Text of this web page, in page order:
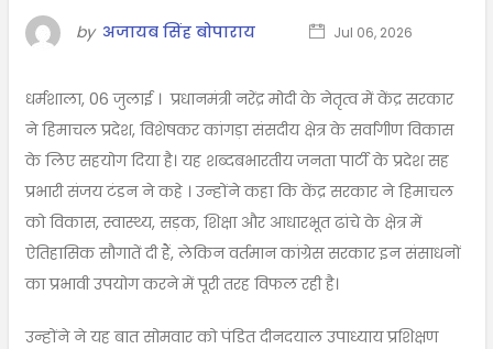
by अजायब सिंह बोपाराय Jul 06, 2026
धर्मशाला, 06 जुलाई । प्रधानमंत्री नरेंद्र मोदी के नेतृत्व में केंद्र सरकार
ने हिमाचल प्रदेश, विशेषकर कांगड़ा संसदीय क्षेत्र के सर्वांगीण विकास
के लिए सहयोग दिया है। यह शब्दबभारतीय जनता पार्टी के प्रदेश सह
प्रभारी संजय टंडन ने कहे । उन्होंने कहा कि केंद्र सरकार ने हिमाचल
को विकास, स्वास्थ्य, सड़क, शिक्षा और आधारभूत ढांचे के क्षेत्र में
ऐतिहासिक सौगातें दी हैं, लेकिन वर्तमान कांग्रेस सरकार इन संसाधनों
का प्रभावी उपयोग करने में पूरी तरह विफल रही है।
उन्होंने ने यह बात सोमवार को पंडित दीनदयाल उपाध्याय प्रशिक्षण